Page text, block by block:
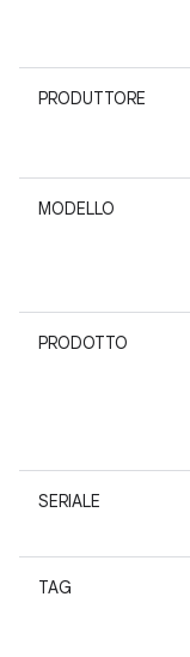
PRODUTTORE
MODELLO
PRODOTTO
SERIALE
TAG